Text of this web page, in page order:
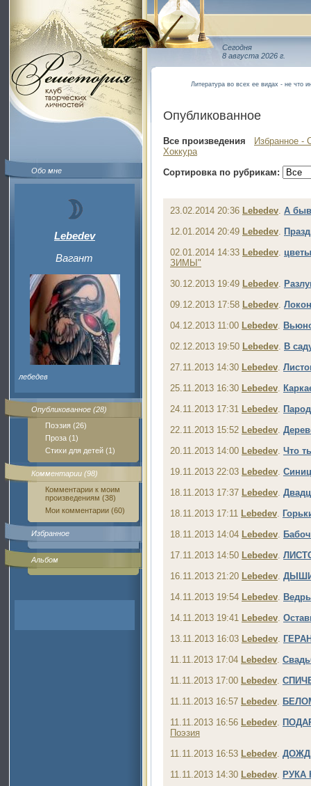
Обо мне
Lebedev
Вагант
лебедев
Опубликованное (28)
Поэзия (26)
Проза (1)
Стихи для детей (1)
Комментарии (98)
Комментарии к моим
произведениям (38)
Мои комментарии (60)
Избранное
Альбом
Сегодня
8 августа 2026 г.
Литература во всех ее видах - не что
Опубликованное
Все произведения
Избранное -
Хоккура
Сортировка по рубрикам:
23.02.2014 20:36 Lebedev. А
12.01.2014 20:49 Lebedev.
02.01.2014 14:33 Lebedev.
ЗИМЫ"
30.12.2013 19:49 Lebedev.
09.12.2013 17:58 Lebedev. Локон
04.12.2013 11:00 Lebedev.
02.12.2013 19:50 Lebedev. В
27.11.2013 14:30 Lebedev.
25.11.2013 16:30 Lebedev.
24.11.2013 17:31 Lebedev.
22.11.2013 15:52 Lebedev.
20.11.2013 14:00 Lebedev. Что
19.11.2013 22:03 Lebedev.
18.11.2013 17:37 Lebedev.
18.11.2013 17:11 Lebedev.
18.11.2013 14:04 Lebedev.
17.11.2013 14:50 Lebedev.
16.11.2013 21:20 Lebedev.
14.11.2013 19:54 Lebedev.
14.11.2013 19:41 Lebedev.
13.11.2013 16:03 Lebedev.
11.11.2013 17:04 Lebedev.
11.11.2013 17:00 Lebedev.
11.11.2013 16:57 Lebedev.
11.11.2013 16:56 Lebedev.
Поэзия
11.11.2013 16:53 Lebedev.
11.11.2013 14:30 Lebedev. РУКА